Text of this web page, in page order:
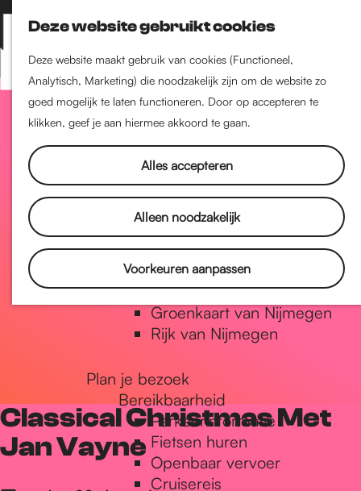
Deze website gebruikt cookies
Deze website maakt gebruik van cookies (Functioneel,
Analytisch, Marketing) die noodzakelijk zijn om de website zo
goed mogelijk te laten functioneren. Door op accepteren te
klikken, geef je aan hiermee akkoord te gaan.
Alles accepteren
Alleen noodzakelijk
Voorkeuren aanpassen
Z
o
e
k
e
K
a
a
r
t
M
e
n
Nijmegen-Nieuw-West
Nijmegen-Oud-West
Dukenburg
Lindenholt
Historie
De oudste stad van
Nederland
Historische tijdlijn
Romeinse Limes
Vrede van Nijmegen Penning
Natuur in Nijmegen
Groenkaart van Nijmegen
Rijk van Nijmegen
Plan je bezoek
Bereikbaarheid
Parkeerinformatie
Fietsen huren
Openbaar vervoer
Cruisereis
Classical Christmas Met
Jan Vayne